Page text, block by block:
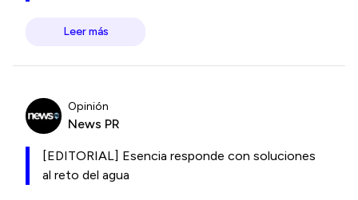
Leer más
Opinión
News PR
[EDITORIAL] Esencia responde con soluciones
al reto del agua